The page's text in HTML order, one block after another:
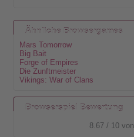
Ähnliche Browsergames
Mars Tomorrow
Big Bait
Forge of Empires
Die Zunftmeister
Vikings: War of Clans
Browserspiel Bewertung
8.67 / 10 von